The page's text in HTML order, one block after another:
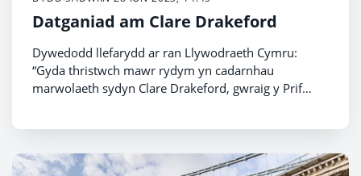
Datganiad am Clare Drakeford
Dywedodd llefarydd ar ran Llywodraeth Cymru:
“Gyda thristwch mawr rydym yn cadarnhau
marwolaeth sydyn Clare Drakeford, gwraig y Prif